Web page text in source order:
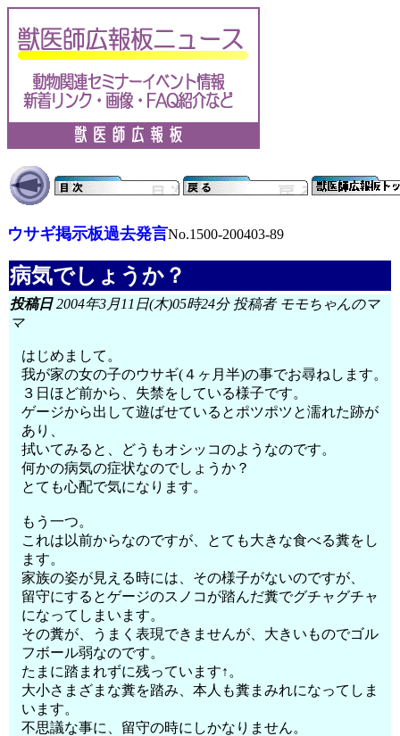
ウサギ掲示板過去発言No.1500-200403-89
病気でしょうか？
投稿日2004年3月11日(木)05時24分 投稿者 モモちゃんのマ
マ
はじめまして。
我が家の女の子のウサギ(４ヶ月半)の事でお尋ねします。
３日ほど前から、失禁をしている様子です。
ゲージから出して遊ばせているとポツポツと濡れた跡が
あり、
拭いてみると、どうもオシッコのようなのです。
何かの病気の症状なのでしょうか？
とても心配で気になります。
もう一つ。
これは以前からなのですが、とても大きな食べる糞をし
ます。
家族の姿が見える時には、その様子がないのですが、
留守にするとゲージのスノコが踏んだ糞でグチャグチャ
になってしまいます。
その糞が、うまく表現できませんが、大きいものでゴル
フボール弱なのです。
たまに踏まれずに残っています↑。
大小さまざまな糞を踏み、本人も糞まみれになってしま
います。
不思議な事に、留守の時にしかなりません。